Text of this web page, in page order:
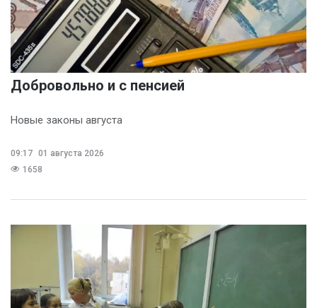
Добровольно и с пенсией
Новые законы августа
09:17 01 августа 2026
1658